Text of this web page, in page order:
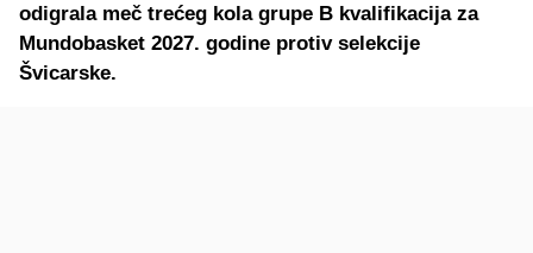
odigrala meč trećeg kola grupe B kvalifikacija za
Mundobasket 2027. godine protiv selekcije
Švicarske.